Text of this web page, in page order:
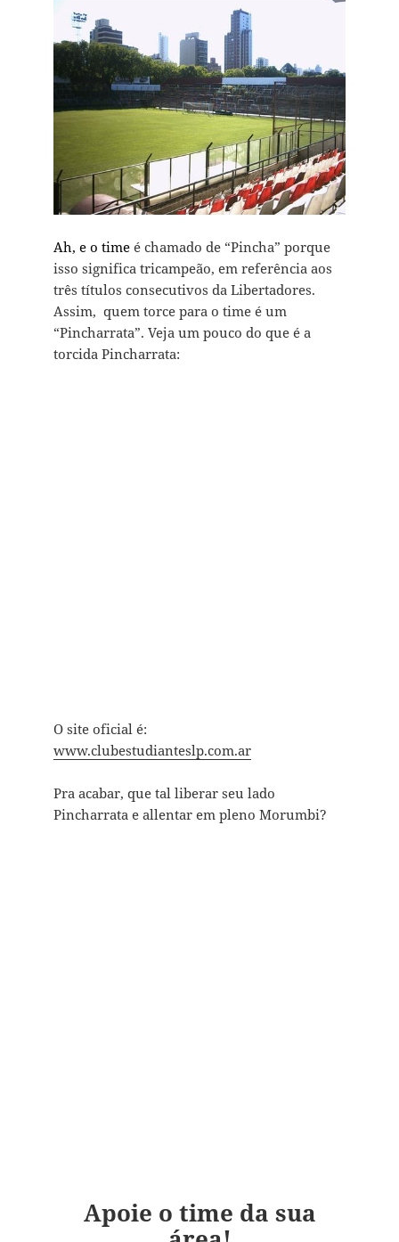
Ah, e o time é chamado de “Pincha” porque
isso significa tricampeão, em referência aos
três títulos consecutivos da Libertadores.
Assim, quem torce para o time é um
“Pincharrata”. Veja um pouco do que é a
torcida Pincharrata:
O site oficial é:
www.clubestudianteslp.com.ar
Pra acabar, que tal liberar seu lado
Pincharrata e allentar em pleno Morumbi?
Apoie o time da sua